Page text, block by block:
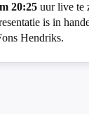
20:25 uur live te
is in
Hendriks.